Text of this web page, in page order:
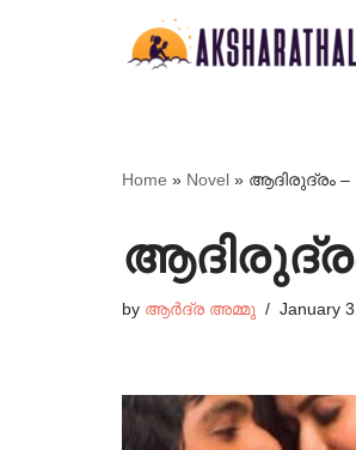
Home » Novel » ആദിരുദ്രം –
ആദിരുദ്രം
by ആർദ്ര അമ്മു January